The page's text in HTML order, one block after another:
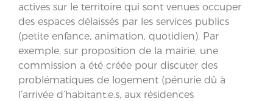
actives sur le territoire qui sont venues occuper
des espaces délaissés par les services publics
(petite enfance, animation, quotidien). Par
exemple, sur proposition de la mairie, une
commission a été créée pour discuter des
problématiques de logement (pénurie dû à
l’arrivée d’habitant.e.s, aux résidences